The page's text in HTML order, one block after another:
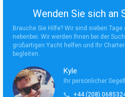
Wenden Sie sich an
Brauche Sie Hilfe? Wir sind sieben Tage
nebenbei. Wir werden Ihnen bei der
großartigen Yacht helfen und Ihr
begleiten.
Kyle
Ihr persönlicher
+44 (208)